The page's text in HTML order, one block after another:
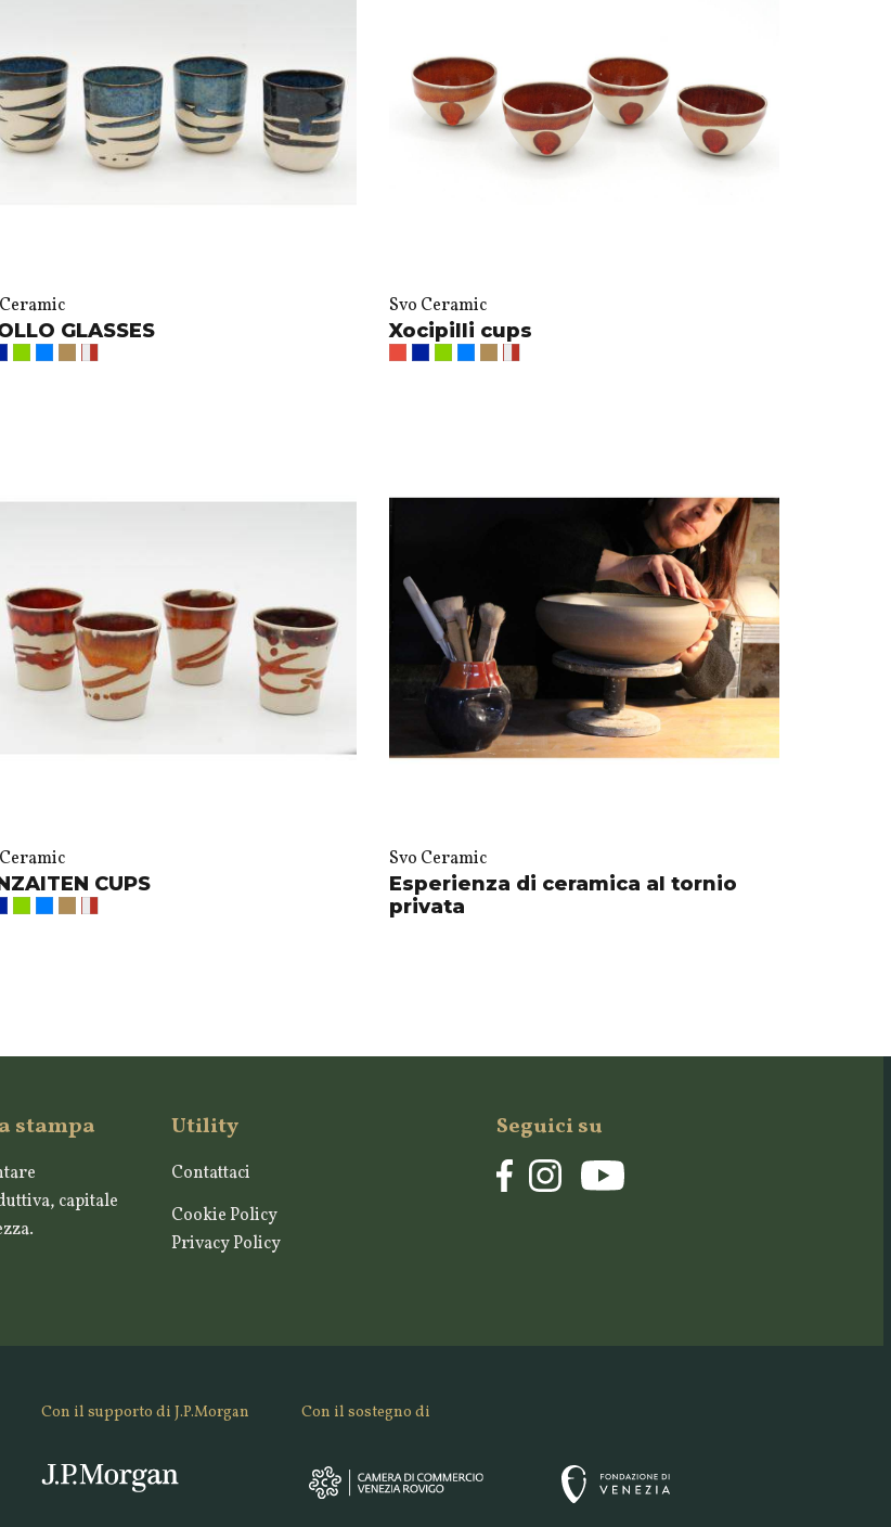
GLASSES
Svo Ceramic
Xocipilli cups
CUPS
Svo Ceramic
Esperienza di ceramica al tornio
privata
stampa
capitale
Utility
Contattaci
Cookie Policy
Privacy Policy
Seguici su
Con il supporto di J.P.Morgan Con il sostegno di